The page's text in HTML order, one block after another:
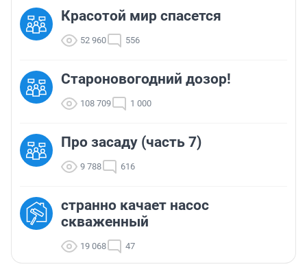
Красотой мир спасется
52 960 556
Староновогодний дозор!
108 709 1 000
Про засаду (часть 7)
9 788 616
странно качает насос
скваженный
19 068 47